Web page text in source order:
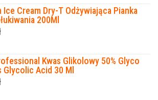
Ice Cream Dry-T Odżywiająca Pianka
200Ml
Kwas Glikolowy 50% Glyco
Glycolic Acid 30 Ml